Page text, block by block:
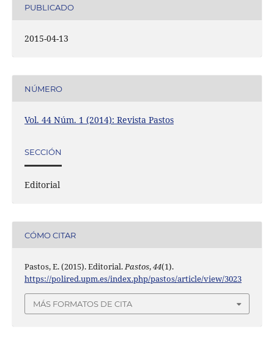
PUBLICADO
2015-04-13
NÚMERO
Vol. 44 Núm. 1 (2014): Revista Pastos
SECCIÓN
Editorial
CÓMO CITAR
Pastos, E. (2015). Editorial.Pastos,44(1).
https://polired.upm.es/index.php/pastos/article/view/3023
MÁS FORMATOS DE CITA